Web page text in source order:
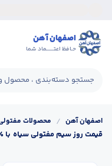
اصفهان آهن
حـافظ اعتــــــماد شما
جستجو دسته‌بندی ، محصول
اصفهان آهن / محصولات
قیمت روز سیم مفتولی سیاه با ٪۱۰ ارزش